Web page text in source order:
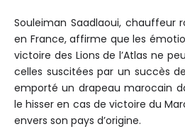
Souleiman Saadlaoui, chauffeur
en France, affirme que les
victoire des Lions de l’Atlas ne
celles suscitées par un succès
emporté un drapeau marocain
le hisser en cas de victoire du
envers son pays d’origine.